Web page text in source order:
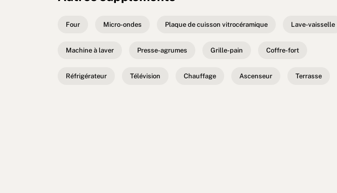
Four Micro-ondes Plaque de cuisson vitrocéramique Lave-vaisselle
Machine à laver Presse-agrumes Grille-pain Coffre-fort
Réfrigérateur Télévision Chauffage Ascenseur Terrasse